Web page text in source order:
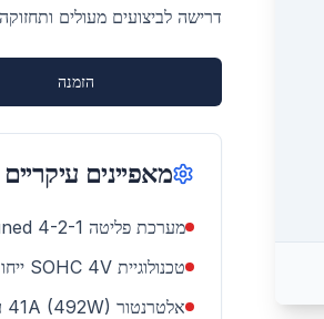
דרישה לביצועים מעולים
הזמנה
מאפיינים עיקריים
מערכת פליטה 4-2-1 Performance Tuned - ראשונית בתעשייה
טכנולוגיית SOHC 4V ייחודית (Simpliq™)
אלטרנטור 41A (492W) עוצמתי